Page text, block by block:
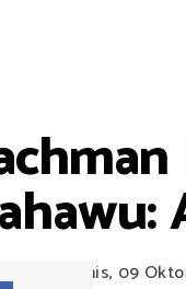
Kamis, 09